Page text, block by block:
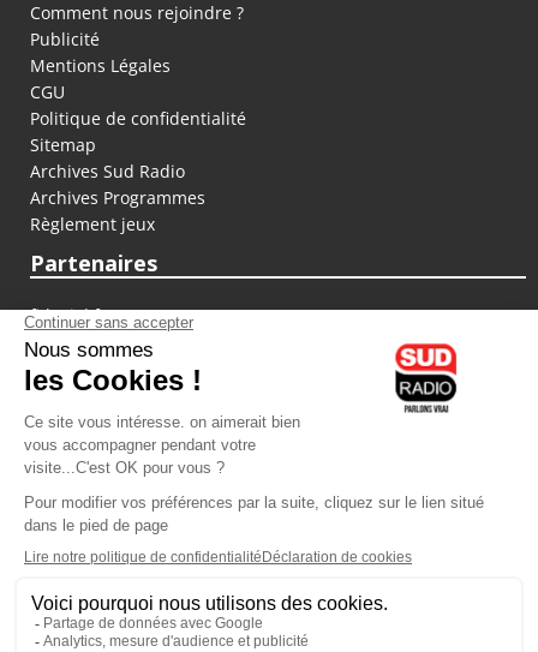
Comment nous rejoindre ?
Publicité
Mentions Légales
CGU
Politique de confidentialité
Sitemap
Archives Sud Radio
Archives Programmes
Règlement jeux
Partenaires
fiducial.fr
lyoncapitale.fr
olympique-et-lyonnais.com
L'application Iphone / Android
Téléchargez l'application
Les cookies
Gestion des cookies